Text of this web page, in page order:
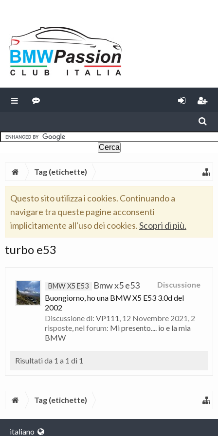
Tag (etichette)
Questo sito utilizza i cookies. Continuando a
navigare tra queste pagine acconsenti
implicitamente all'uso dei cookies.Scopri di più.
turbo e53
Discussione
BMW X5 E53 Bmw x5 e53
Buongiorno, ho una BMW X5 E53 3.0d del
2002
Discussione di: VP111, 12 Novembre 2021, 2
risposte, nel forum: Mi presento.... io e la mia
BMW
Risultati da 1 a 1 di 1
Tag (etichette)
italiano